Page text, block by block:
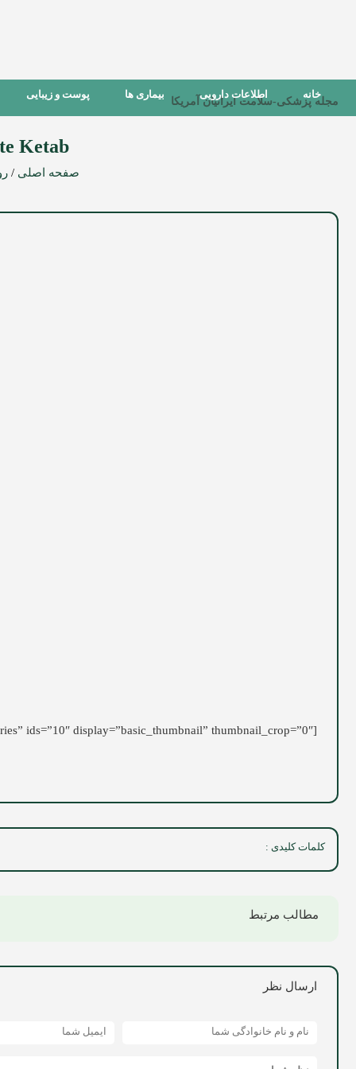
مجله پزشکی-سلامت ایرانیان آمریکا
خانه اطلاعات دارویی بیماری ها پوست و زیبایی
Ketab
صفحه اصلی /
[ngg src=”galleries” ids=”10″ display=”basic_thumbnail” thumbnail_crop=”0″]
کلمات کلیدی :
مطالب مرتبط
ارسال نظر